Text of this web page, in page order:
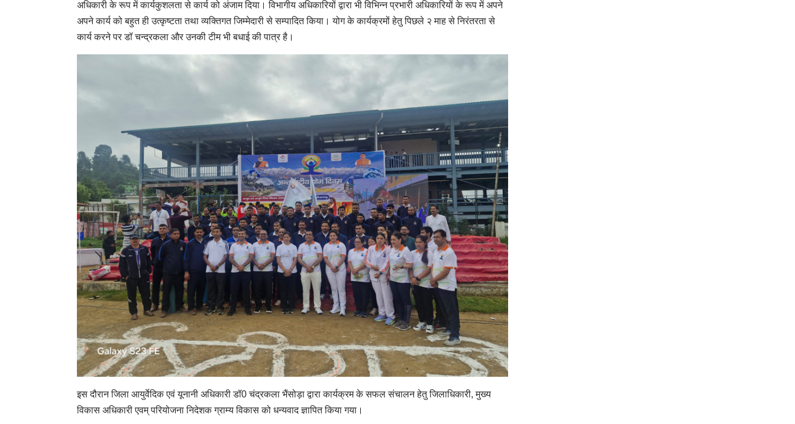
अधिकारी के रूप में कार्यकुशलता से कार्य को अंजाम दिया। विभागीय अधिकारियों द्वारा भी विभिन्न प्रभारी अधिकारियों के रूप में अपने
अपने कार्य को बहुत ही उत्कृष्टता तथा व्यक्तिगत जिम्मेदारी से सम्पादित किया। योग के कार्यक्रमों हेतु पिछले २ माह से निरंतरता से
कार्य करने पर डॉ चन्द्रकला और उनकी टीम भी बधाई की पात्र है।
इस दौरान जिला आयुर्वेदिक एवं यूनानी अधिकारी डॉ0 चंद्रकला भैंसोड़ा द्वारा कार्यक्रम के सफल संचालन हेतु जिलाधिकारी, मुख्य
विकास अधिकारी एवम् परियोजना निदेशक ग्राम्य विकास को धन्यवाद ज्ञापित किया गया।